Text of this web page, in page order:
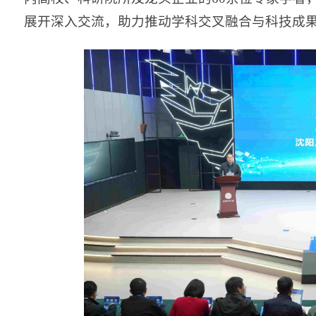
展开深入交流，助力推动学科交叉融合与科技成